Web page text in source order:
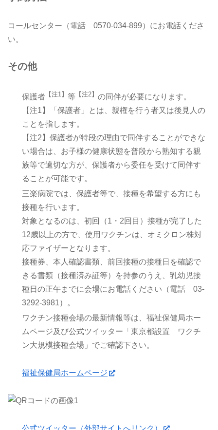
コールセンター（電話 0570-034-899）にお電話くださ
い。
その他
保護者 【注1】 等 【注2】 の同伴が必要になります。
【注1】「保護者」とは、親権を行う者又は後見人の
ことを指します。
【注2】保護者が特段の理由で同伴することができな
い場合は、お子様の健康状態を普段から熟知する親
族等で適切な方が、保護者から委任を受けて同伴す
ることが可能です。
三楽病院では、保護者等で、接種を希望する方にも
接種を行います。
対象となるのは、初回（1・2回目）接種が完了した
12歳以上の方で、使用ワクチンは、オミクロン株対
応ファイザーとなります。
接種券、本人確認書類、前回接種の接種日を確認で
きる書類（接種済み証等）を持参のうえ、乳幼児接
種日の正午までに会場にお電話ください（電話03-
3292-3981）。
ワクチン接種会場の最新情報等は、福祉保健局ホー
ムページ及び公式ツイッター「東京都設置 ワクチ
ン大規模接種会場」でご確認下さい。
福祉保健局ホームページ
公式ツイッター（外部サイトへリンク）